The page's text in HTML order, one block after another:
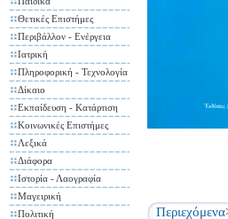
Θετικές Επιστήμες
Περιβάλλον - Ενέργεια
Ιατρική
Πληροφορική - Τεχνολογία
Δίκαιο
Εκπαίδευση - Κατάρτιση
Κοινωνικές Επιστήμες
Λεξικά
Διάφορα
Ιστορία - Λαογραφία
Μαγειρική
Πολιτική
Περιεχόμενα